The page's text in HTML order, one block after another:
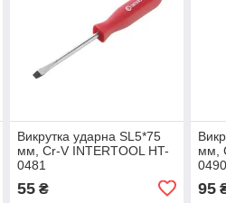
Викрутка ударна SL5*75
мм, Cr-V INTERTOOL HT-
0481
55₴
мм,
95